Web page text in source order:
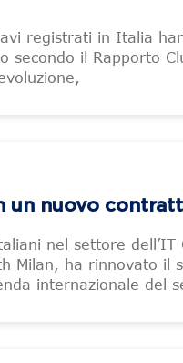
registrati in Italia
secondo il Rapporto
un nuovo
nel settore dell’IT
Milan, ha rinnovato il
internazionale del